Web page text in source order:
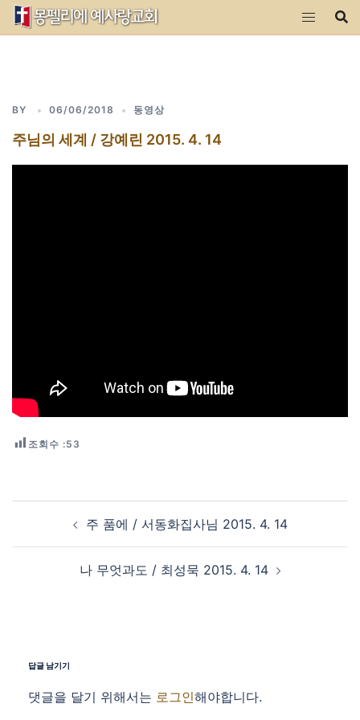
Skip
BY 06/06/2018 동영상
주님의 세계 / 강예린 2015. 4. 14
조회수 :53
Post navigation
주 품에 / 서동화집사님 2015. 4. 14
나 무엇과도 / 최성묵 2015. 4. 14
답글 남기기
댓글을 달기 위해서는 로그인해야합니다.